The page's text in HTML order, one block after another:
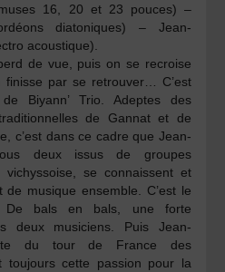
16, 20 et 23 pouces) –
diatoniques) – Jean-
acoustique).
de vue, puis on se recroise
finisse par se retrouver… C’est
Biyann’ Trio. Adeptes des
de Gannat et de
c’est dans ce cadre que Jean-
deux issus de groupes
se connaissent et
musique ensemble. C’est le
De bals en bals, une forte
deux musiciens. Puis Jean-
du tour de France des
toujours cette passion pour la